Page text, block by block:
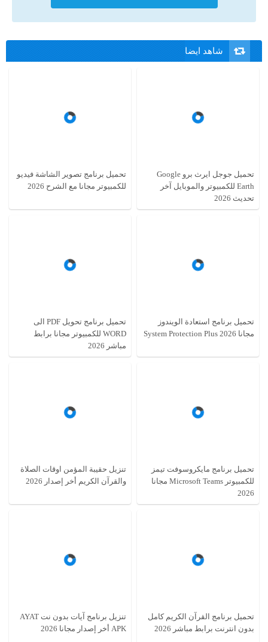
شاهد ايضا
تحميل جوجل ايرث برو Google
Earth للكمبيوتر والموبايل آخر
تحديث 2026
تحميل برنامج تصوير الشاشة فيديو
للكمبيوتر مجانا مع الشرح 2026
تحميل برنامج استعادة الويندوز
مجانا System Protection Plus 2026
تحميل برنامج تحويل PDF الى
WORD للكمبيوتر مجانا برابط
مباشر 2026
تحميل برنامج مايكروسوفت تيمز
للكمبيوتر Microsoft Teams مجانا
2026
تنزيل حقيبة المؤمن اوقات الصلاة
والقرآن الكريم أخر إصدار 2026
تحميل برنامج القرآن الكريم كامل
بدون انترنت برابط مباشر 2026
تنزيل برنامج آيات بدون نت AYAT
APK أخر إصدار مجانا 2026